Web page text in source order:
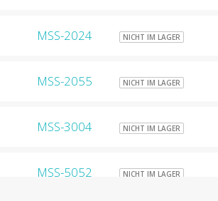
MSS-2024 NICHT IM LAGER
MSS-2055 NICHT IM LAGER
MSS-3004 NICHT IM LAGER
MSS-5052 NICHT IM LAGER